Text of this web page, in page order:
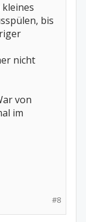
bis
nicht
von
im
#8